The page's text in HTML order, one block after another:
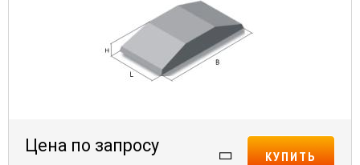
Цена по запросу
КУПИТЬ